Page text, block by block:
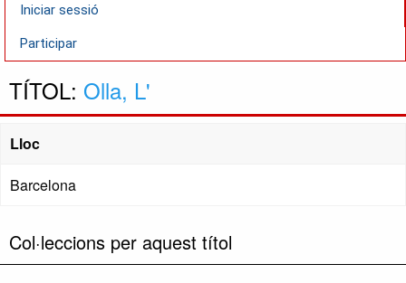
Iniciar sessió
Participar
TÍTOL: Olla, L'
Lloc
Barcelona
Col·leccions per aquest títol